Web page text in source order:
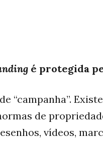
é protegida
“campanha”.
de
vídeos,